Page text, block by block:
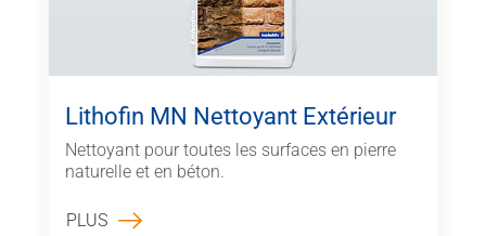
Lithofin MN Nettoyant Extérieur
Nettoyant pour toutes les surfaces en pierre
naturelle et en béton.
PLUS